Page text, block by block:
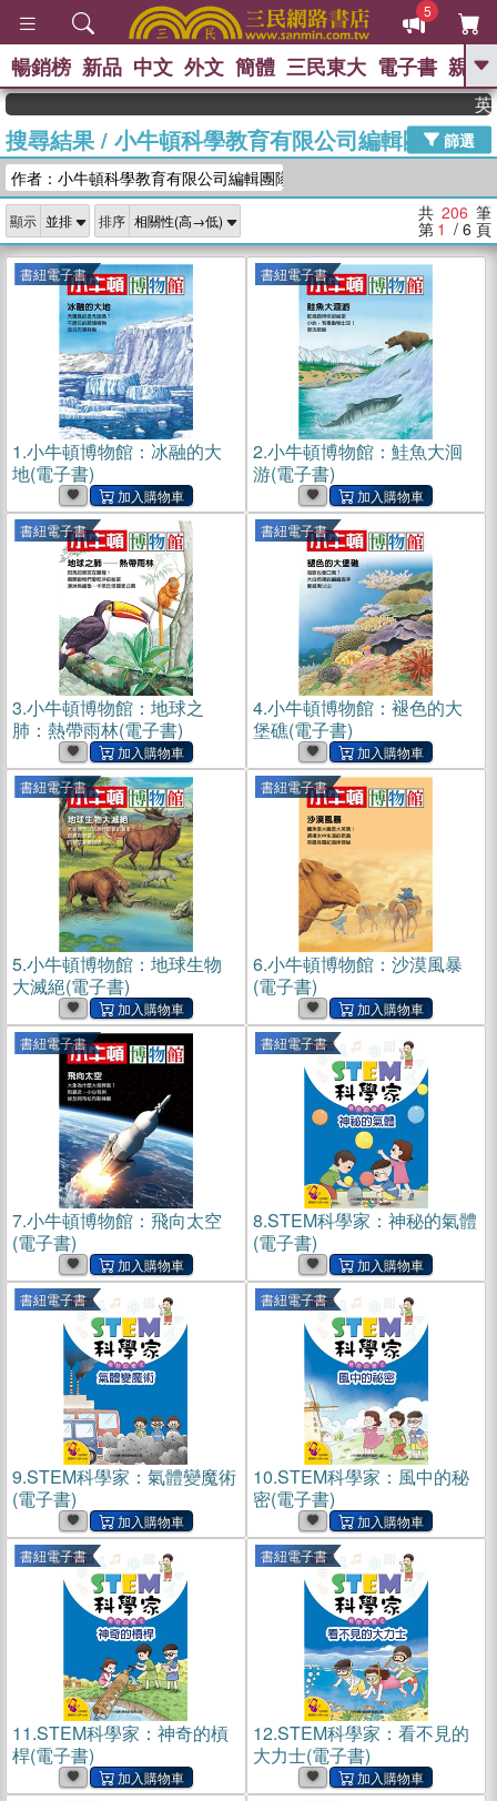
5
GO
熱搜： 東野圭吾 、 高希均教授回憶錄
、 The Odyssey 、 父親節 、 花開錦
繡 、 暑期推薦
李登輝時代 、 數學女孩：黎曼猜想
、
如果歷史是一
群喵 、 臺灣漫遊錄
暢銷榜 新品 中文 外文 簡體 三民東大 電子書 親子
英國出
搜尋結果/ 小牛頓科學教育有限公司編輯團隊篩選
作者：小牛頓科學教育有限公司編輯團隊
顯示 排序 共 206 筆
第 1 / 6 頁
書紐電子書
1.小牛頓博物館：冰融的大
地(電子書)
書紐電子書
2.小牛頓博物館：鮭魚大洄
游(電子書)
書紐電子書
3.小牛頓博物館：地球之
肺：熱帶雨林(電子書)
書紐電子書
4.小牛頓博物館：褪色的大
堡礁(電子書)
書紐電子書
5.小牛頓博物館：地球生物
大滅絕(電子書)
書紐電子書
6.小牛頓博物館：沙漠風暴
(電子書)
書紐電子書
7.小牛頓博物館：飛向太空
(電子書)
書紐電子書
8.STEM科學家：神秘的氣體
(電子書)
書紐電子書
9.STEM科學家：氣體變魔術
(電子書)
書紐電子書
10.STEM科學家：風中的秘
密(電子書)
書紐電子書
11.STEM科學家：神奇的槓
桿(電子書)
書紐電子書
12.STEM科學家：看不見的
大力士(電子書)